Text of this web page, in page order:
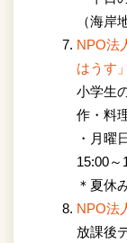
（海岸
NPO法
はうす」
小学生
作・料
・月曜
15:00～
＊夏休
NPO法
放課後